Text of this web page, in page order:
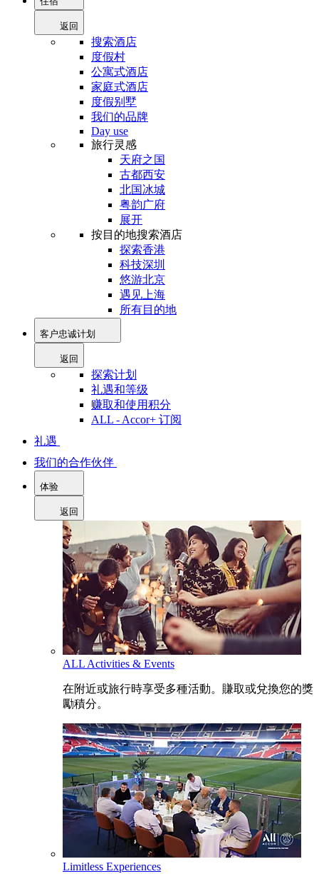
返回
搜索酒店
度假村
公寓式酒店
家庭式酒店
度假别墅
我们的品牌
Day use
旅行灵感
天府之国
古都西安
北国冰城
粤韵广府
展开
按目的地搜索酒店
探索香港
科技深圳
悠游北京
遇见上海
所有目的地
客户忠诚计划
返回
探索计划
礼遇和等级
赚取和使用积分
ALL - Accor+ 订阅
礼遇
我们的合作伙伴
体验
返回
ALL Activities & Events
在附近或旅行時享受多種活動。賺取或兌換您的獎
勵積分。
Limitless Experiences